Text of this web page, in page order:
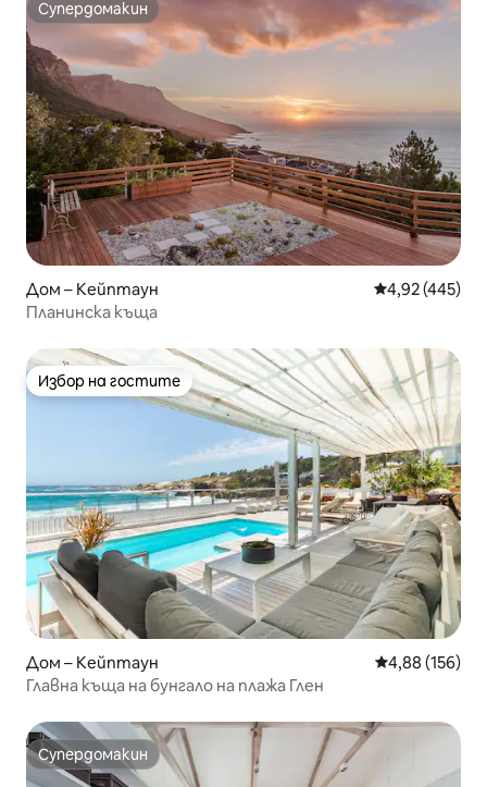
Супердомакин
Супердомакин
Дом – Кейптаун Средна
4,92 (445)
Планинска къща
Избор на гостите
Избор на гостите
Дом – Кейптаун Средна
4,88 (156)
Главна къща на бунгало на плажа Глен
Супердомакин
Супердомакин